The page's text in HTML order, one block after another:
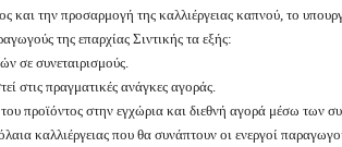
και την προσαρμογή της καλλιέργειας καπνού, το
της επαρχίας Σιντικής τα εξής:
σε συνεταιρισμούς.
στις πραγματικές ανάγκες αγοράς.
προϊόντος στην εγχώρια και διεθνή αγορά μέσω των
καλλιέργειας που θα συνάπτουν οι ενεργοί